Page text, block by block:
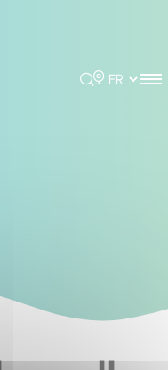
Rechercher
Choisir la